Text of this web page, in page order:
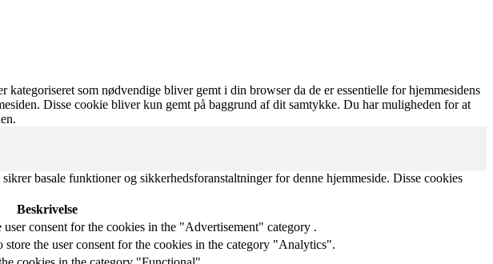
som nødvendige bliver gemt i din browser da de er essentielle for hjemmesidens
Disse cookie bliver kun gemt på baggrund af dit samtykke. Du har muligheden for at
basale funktioner og sikkerhedsforanstaltninger for denne hjemmeside. Disse cookies
Beskrivelse
consent for the cookies in the "Advertisement" category .
the user consent for the cookies in the category "Analytics".